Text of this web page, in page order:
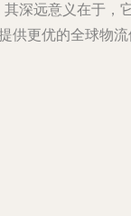
深远意义在于
更优的全球物